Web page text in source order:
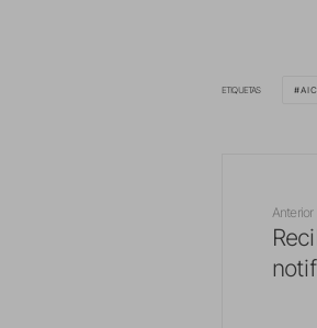
ETIQUETAS
Anterior